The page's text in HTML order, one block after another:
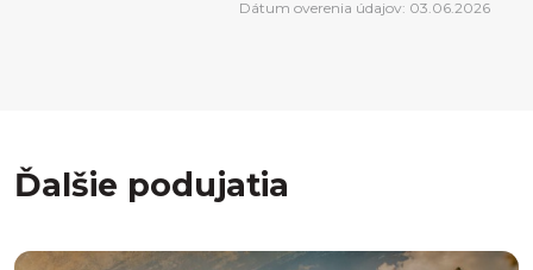
Dátum overenia údajov: 03.06.2026
Ďalšie podujatia